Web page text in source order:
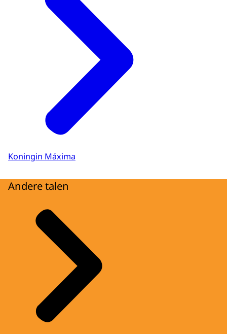
Ondertiteling
Audiobeschrijving
Download
Koningin Máxima
Andere talen